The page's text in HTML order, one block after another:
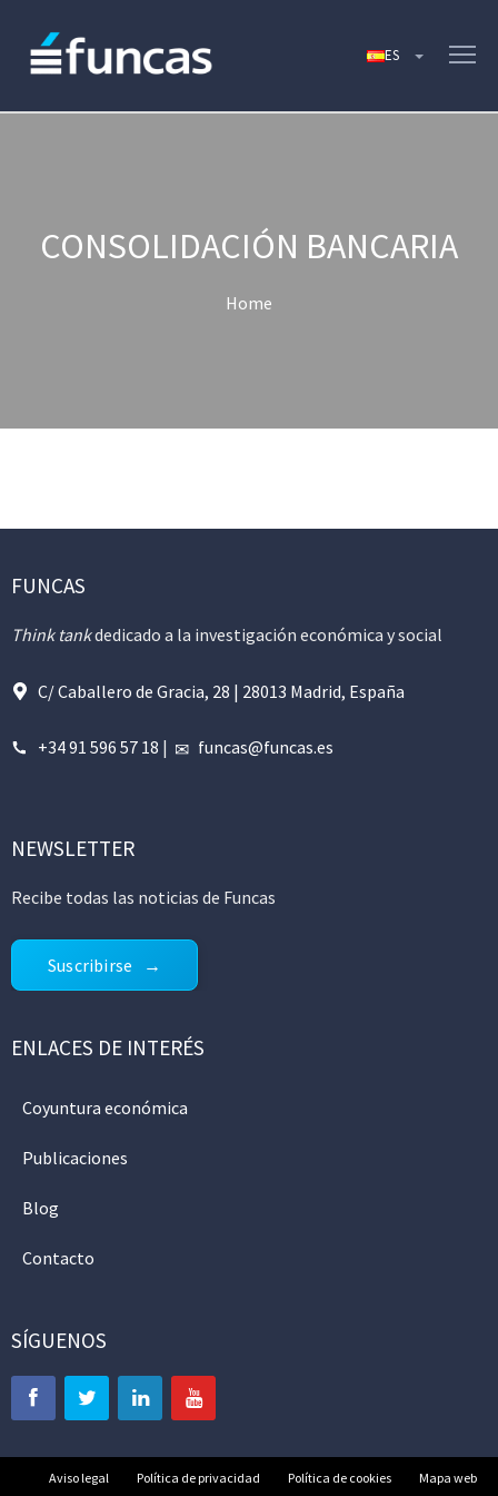
CONSOLIDACIÓN BANCARIA
Home
FUNCAS
Think tankdedicado a la investigación económica y social
C/ Caballero de Gracia, 28 | 28013 Madrid, España
+34 91 596 57 18 | funcas@funcas.es
NEWSLETTER
Recibe todas las noticias de Funcas
Suscribirse
ENLACES DE INTERÉS
Coyuntura económica
Publicaciones
Blog
Contacto
SÍGUENOS
Aviso legal Política de privacidad Política de cookies Mapa web